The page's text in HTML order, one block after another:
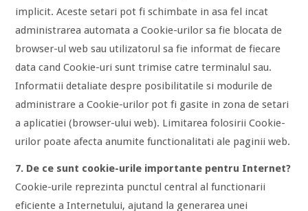
implicit. Aceste setari pot fi schimbate in asa fel incat
administrarea automata a Cookie-urilor sa fie blocata de
browser-ul web sau utilizatorul sa fie informat de fiecare
data cand Cookie-uri sunt trimise catre terminalul sau.
Informatii detaliate despre posibilitatile si modurile de
administrare a Cookie-urilor pot fi gasite in zona de setari
a aplicatiei (browser-ului web). Limitarea folosirii Cookie-
urilor poate afecta anumite functionalitati ale paginii web.
7. De ce sunt cookie-urile importante pentru Internet?
Cookie-urile reprezinta punctul central al functionarii
eficiente a Internetului, ajutand la generarea unei